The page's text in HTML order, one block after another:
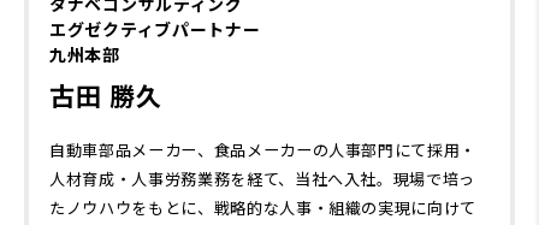
エグゼクティブパートナー
九州本部
古田 勝久
自動車部品メーカー、食品メーカーの人事部門にて採用・
人材育成・人事労務業務を経て、当社へ入社。現場で培っ
たノウハウをもとに、戦略的な人事・組織の実現に向けて